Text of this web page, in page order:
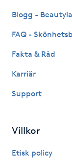
Kärlbehandling
Laserbehandling
Blogg -
FAQ -
Fakta & Råd
Karriär
Support
Villkor
Etisk policy